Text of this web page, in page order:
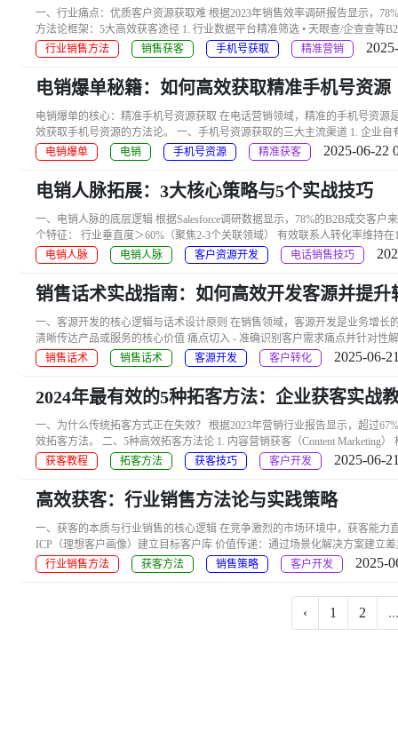
一、行业痛点：优质客户资源获取难 根据2023年销售效率调研报告显示，
方法论框架：5大高效获客途径 1. 行业数据平台精准筛选 • 天眼查/企查查等
行业销售方法
销售获客 手机号获取 精准营销
电销爆单秘籍：如何高效获取精准手机号资源
电销爆单的核心：精准手机号资源获取 在电话营销领域，精准的手机号资
效获取手机号资源的方法论。 一、手机号资源获取的三大主流渠道 1. 企业
电销爆单
电销 手机号资源 精准获客 2025-06-22
电销人脉拓展：3大核心策略与5个实战技巧
一、电销人脉的底层逻辑 根据Salesforce调研数据显示，78%的B2B成交客
个特征： 行业垂直度＞60%（聚焦2-3个关联领域） 有效联系人转化率维持在
电销人脉
电销人脉 客户资源开发 电话销售技巧
销售话术实战指南：如何高效开发客源并提升
一、客源开发的核心逻辑与话术设计原则 在销售领域，客源开发是业务增
清晰传达产品或服务的核心价值 痛点切入 - 准确识别客户需求痛点并针对性
销售话术
销售话术 客源开发 客户转化 2025-06-
2024年最有效的5种拓客方法：企业获客实战
一、为什么传统拓客方式正在失效？ 根据2023年营销行业报告显示，超过
效拓客方法。 二、5种高效拓客方法论 1. 内容营销获客（Content Marketing
获客教程
拓客方法 获客技巧 客户开发 2025-06-
高效获客：行业销售方法论与实践策略
一、获客的本质与行业销售的核心逻辑 在竞争激烈的市场环境中，获客能
ICP（理想客户画像）建立目标客户库 价值传递：通过场景化解决方案建立
行业销售方法
获客方法 销售策略 客户开发 2025-
‹ 1 2 ...